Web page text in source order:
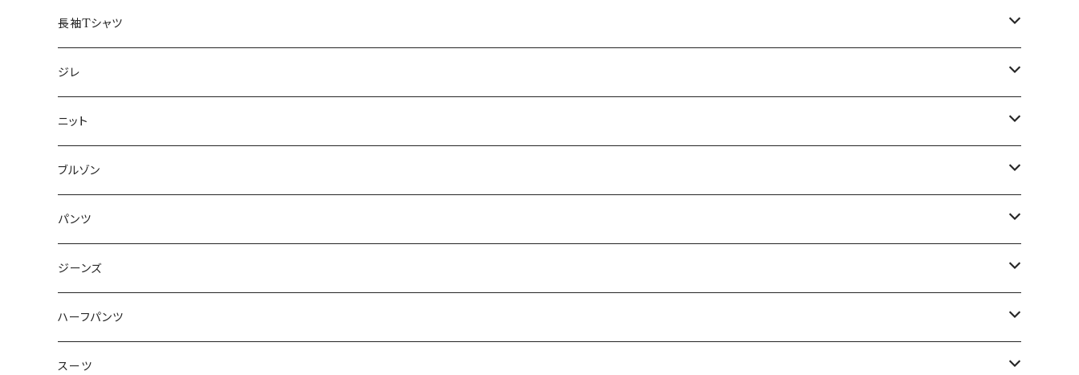
50/XL～
48/L
50/XL～
46/M
48/L
50/XL～
～44/S
46/M
48/L
50/XL～
長袖Tシャツ
～44/S
46/M
48/L
50/XL～
ジレ
～44/S
46/M
48/L
50/XL～
ニット
～44/S
46/M
48/L
50/XL～
ブルゾン
～44/S
46/M
48/L
50/XL～
パンツ
～44/S
46/M
48/L
ジーンズ
～44/S
46/M
ハーフパンツ
～44/S
スーツ